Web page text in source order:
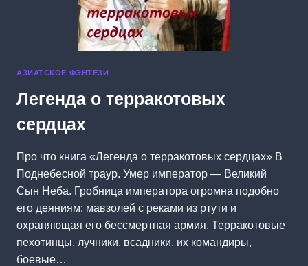
АЗИАТСКОЕ ФЭНТЕЗИ
Легенда о терракотовых
сердцах
Про что книга «Легенда о терракотовых сердцах» В
Поднебесной траур. Умер император — Великий
Сын Неба. Гробница императора огромна подобно
его деяниям: мавзолей с реками из ртути и
охраняющая его бессмертная армия. Терракотовые
пехотинцы, лучники, всадники, их командиры,
боевые…